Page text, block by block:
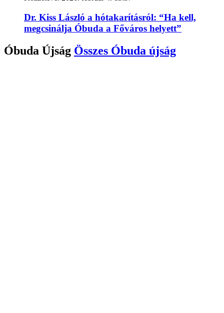
Dr. Kiss László a hótakarításról: “Ha kell,
megcsinálja Óbuda a Főváros helyett”
Óbuda Újság Összes Óbuda újság